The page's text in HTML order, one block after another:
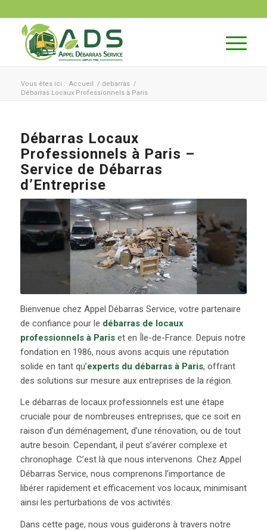
Vous êtes ici : Accueil / debarras /
Débarras Locaux Professionnels à Paris
Débarras Locaux
Professionnels à Paris –
Service de Débarras
d’Entreprise
Bienvenue chez Appel Débarras Service, votre partenaire
de confiance pour le débarras de locaux
professionnels à Paris et en Île-de-France. Depuis notre
fondation en 1986, nous avons acquis une réputation
solide en tant qu’experts du débarras à Paris, offrant
des solutions sur mesure aux entreprises de la région.
Le débarras de locaux professionnels est une étape
cruciale pour de nombreuses entreprises, que ce soit en
raison d’un déménagement, d’une rénovation, ou de tout
autre besoin. Cependant, il peut s’avérer complexe et
chronophage. C’est là que nous intervenons. Chez Appel
Débarras Service, nous comprenons l’importance de
libérer rapidement et efficacement vos locaux, minimisant
ainsi les perturbations de vos activités.
Dans cette page, nous vous guiderons à travers notre